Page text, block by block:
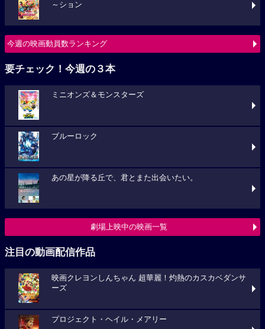
～ション
今週の映画動員数ランキング
要チェック！今週の３本
ミニオンズ＆モンスターズ
ブルーロック
あの星が降る丘で、君とまた出会いたい。
劇場上映中の映画一覧
注目の動画配信作品
映画クレヨンしんちゃん 超華麗！灼熱のカスカベダンサ
ーズ
プロジェクト・ヘイル・メアリー